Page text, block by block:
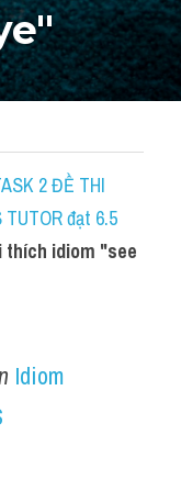
2 ĐỀ THI
TUTOR đạt 6.5
thích idiom "see
Idiom